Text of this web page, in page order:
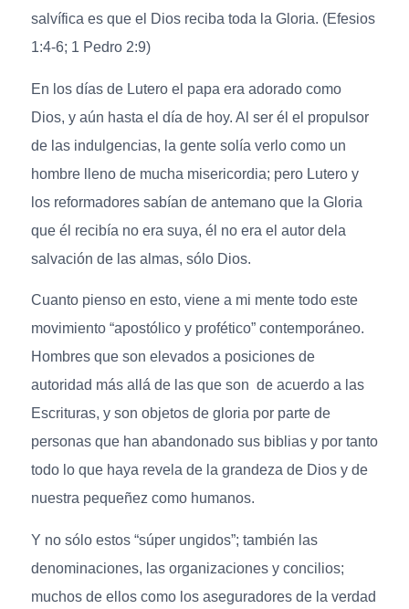
salvífica es que el Dios reciba toda la Gloria. (Efesios
1:4-6; 1 Pedro 2:9)
En los días de Lutero el papa era adorado como
Dios, y aún hasta el día de hoy. Al ser él el propulsor
de las indulgencias, la gente solía verlo como un
hombre lleno de mucha misericordia; pero Lutero y
los reformadores sabían de antemano que la Gloria
que él recibía no era suya, él no era el autor dela
salvación de las almas, sólo Dios.
Cuanto pienso en esto, viene a mi mente todo este
movimiento “apostólico y profético” contemporáneo.
Hombres que son elevados a posiciones de
autoridad más allá de las que son de acuerdo a las
Escrituras, y son objetos de gloria por parte de
personas que han abandonado sus biblias y por tanto
todo lo que haya revela de la grandeza de Dios y de
nuestra pequeñez como humanos.
Y no sólo estos “súper ungidos”; también las
denominaciones, las organizaciones y concilios;
muchos de ellos como los aseguradores de la verdad